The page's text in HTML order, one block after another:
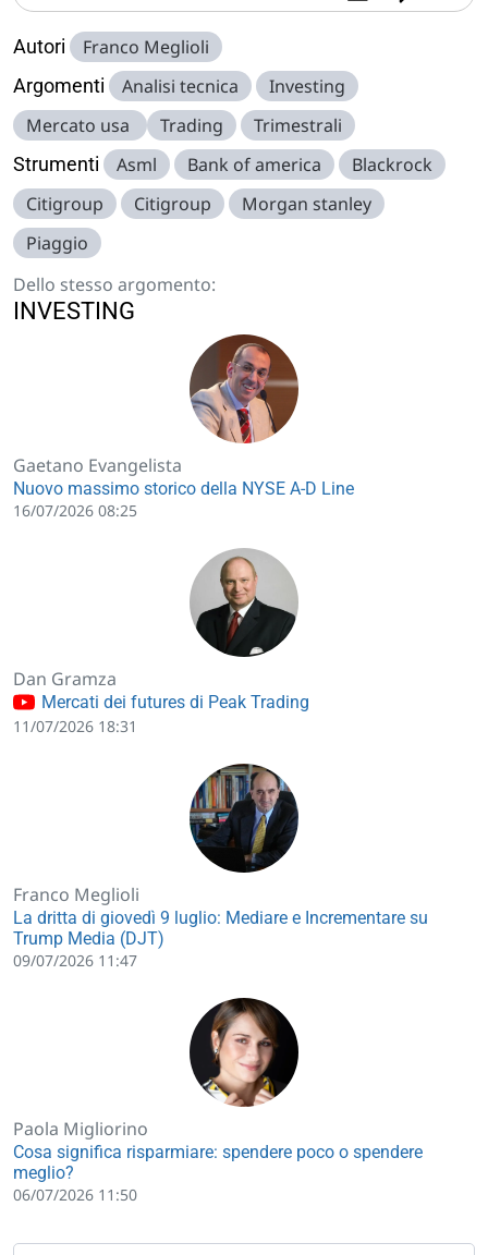
Autori Franco Meglioli
Argomenti Analisi tecnica
Investing
Mercato usa
Trading Trimestrali
Strumenti Asml Bank of america
Blackrock
Citigroup
Citigroup
Morgan stanley
Piaggio
Dello stesso argomento:
INVESTING
Gaetano Evangelista
Nuovo massimo storico della NYSE A-D Line
16/07/2026 08:25
Dan Gramza
Mercati dei futures di Peak Trading
11/07/2026 18:31
Franco Meglioli
La dritta di giovedì 9 luglio: Mediare e Incrementare su
Trump Media (DJT)
09/07/2026 11:47
Paola Migliorino
Cosa significa risparmiare: spendere poco o spendere
meglio?
06/07/2026 11:50